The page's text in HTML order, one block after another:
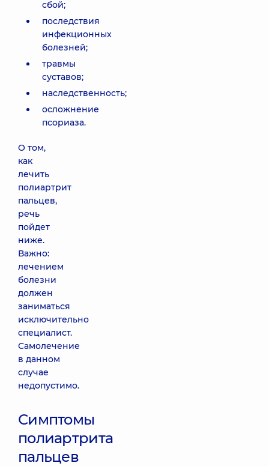
сбой;
последствия
инфекционных
болезней;
травмы
суставов;
наследственность;
осложнение
псориаза.
О том,
как
лечить
полиартрит
пальцев,
речь
пойдет
ниже.
Важно:
лечением
болезни
должен
заниматься
исключительно
специалист.
Самолечение
в данном
случае
недопустимо.
Симптомы
полиартрита
пальцев